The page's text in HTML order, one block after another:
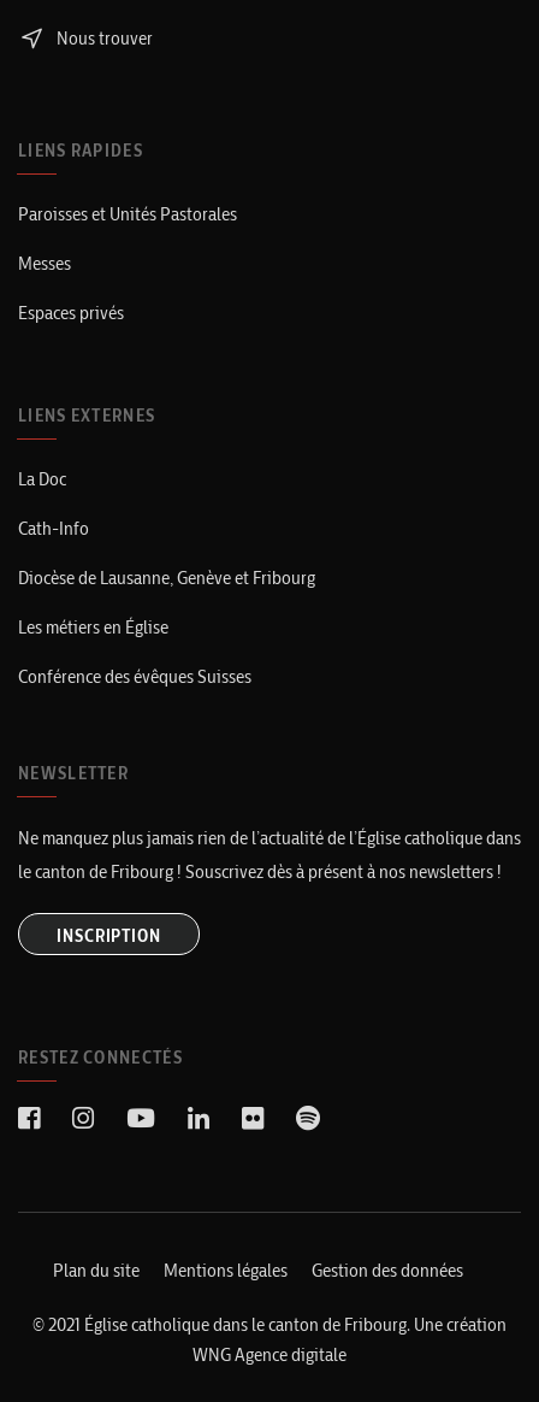
Nous trouver
LIENS RAPIDES
Paroisses et Unités Pastorales
Messes
Espaces privés
LIENS EXTERNES
La Doc
Cath-Info
Diocèse de Lausanne, Genève et Fribourg
Les métiers en Église
Conférence des évêques Suisses
NEWSLETTER
Ne manquez plus jamais rien de l’actualité de l’Église catholique dans
le canton de Fribourg ! Souscrivez dès à présent à nos newsletters !
INSCRIPTION
RESTEZ CONNECTÉS
Plan du site Mentions légales Gestion des données
© 2021 Église catholique dans le canton de Fribourg. Une création
WNG Agence digitale